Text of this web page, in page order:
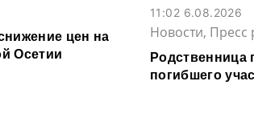
цен на
Осетии
11:02 6.08.2026
Новости, Пресс
Родственница
погибшего